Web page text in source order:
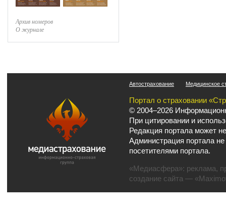
Архив номеров
О журнале
Автострахование Медицинское
Портал о страховании
© 2004–2026
При цитировании и
Редакция портала может
Администрация портала
посетителями портала.
«Медиасфера»: реклама,
создание сайта —